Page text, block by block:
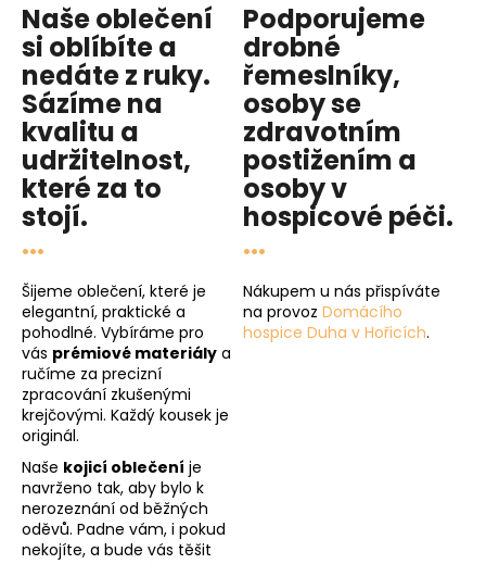
Naše oblečení
si oblíbíte a
nedáte z ruky.
Sázíme na
kvalitu a
udržitelnost,
které za to
stojí.
...
Šijeme oblečení, které je
elegantní, praktické a
pohodlné. Vybíráme pro
vás prémiové materiály a
ručíme za precizní
zpracování zkušenými
krejčovými. Každý kousek je
originál.
Naše kojicí oblečení je
navrženo tak, aby bylo k
nerozeznání od běžných
oděvů. Padne vám, i pokud
nekojíte, a bude vás těšit
Podporujeme
drobné
řemeslníky,
osoby se
zdravotním
postižením a
osoby v
hospicové péči.
...
Nákupem u nás přispíváte
na provoz Domácího
hospice Duha v Hořicích.